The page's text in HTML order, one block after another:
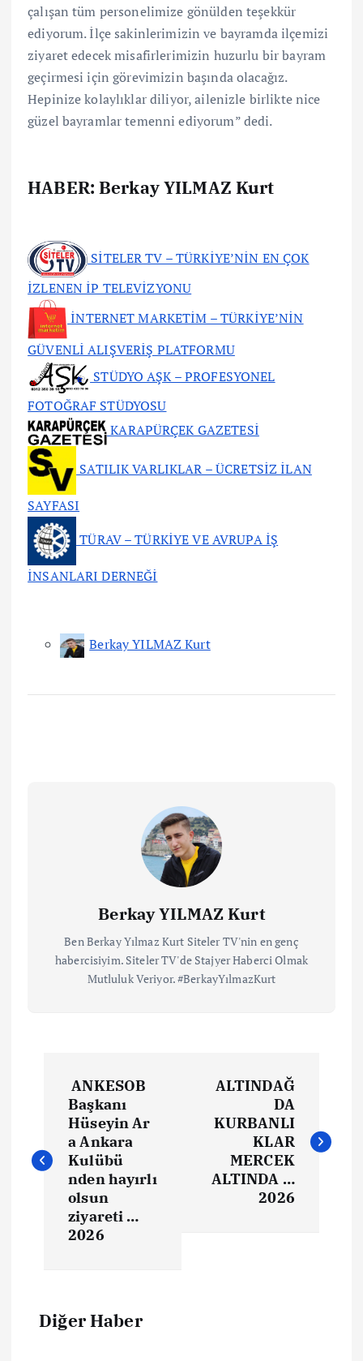
çalışan tüm personelimize gönülden teşekkür
ediyorum. İlçe sakinlerimizin ve bayramda ilçemizi
ziyaret edecek misafirlerimizin huzurlu bir bayram
geçirmesi için görevimizin başında olacağız.
Hepinize kolaylıklar diliyor, ailenizle birlikte nice
güzel bayramlar temenni ediyorum” dedi.
HABER: Berkay YILMAZ Kurt
SİTELER TV – TÜRKİYE’NİN EN ÇOK
İZLENEN İP TELEVİZYONU
İNTERNET MARKETİM – TÜRKİYE’NİN
GÜVENLİ ALIŞVERİŞ PLATFORMU
STÜDYO AŞK – PROFESYONEL
FOTOĞRAF STÜDYOSU
KARAPÜRÇEK GAZETESİ
SATILIK VARLIKLAR – ÜCRETSİZ İLAN
SAYFASI
TÜRAV – TÜRKİYE VE AVRUPA İŞ
İNSANLARI DERNEĞİ
Berkay YILMAZ Kurt
Berkay YILMAZ Kurt
Ben Berkay Yılmaz Kurt Siteler TV'nin en genç
habercisiyim. Siteler TV'de Stajyer Haberci Olmak
Mutluluk Veriyor. #BerkayYılmazKurt
ANKESOB
Başkanı
Hüseyin Ar
a Ankara
Kulübü
nden hayırlı
olsun
ziyareti …
2026
ALTINDAĞ
DA
KURBANLI
KLAR
MERCEK
ALTINDA …
2026
Diğer Haber